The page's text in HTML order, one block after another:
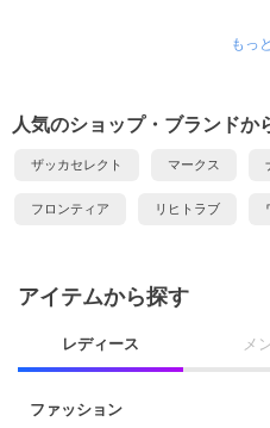
もっ
人気のショップ・ブランドか
ザッカセレクト マークス
フロンティア リヒトラブ
アイテムから探す
レディース メ
ファッション